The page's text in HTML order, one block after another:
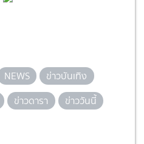
NEWS
ข่าวบันเทิง
ข่าวดารา
ข่าววันนี้